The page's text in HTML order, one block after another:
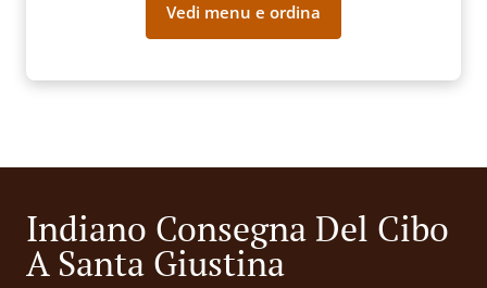
Vedi menu e ordina
Indiano Consegna Del Cibo
A Santa Giustina